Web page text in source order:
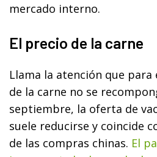
mercado interno.
El precio de la carne
Llama la atención que
de la carne no se
septiembre, la oferta de
suele reducirse y coincide
de las compras chinas. El